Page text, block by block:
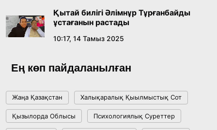
18:16, 20 Шілде 2026
жетістіктері мен даму бағыты
Мемлекет басшысы Көбейтұз көлінің жай-
күйіне назар аударды
Қытай билігі Әлімнұр Тұрғанбайды
ұстағанын растады
10:17, 14 Тамыз 2025
Ең көп пайдаланылған
Жаңа Қазақстан Халықаралық Қыылмыстық Сот
Қызылорда Облысы Психологиялық Суреттер